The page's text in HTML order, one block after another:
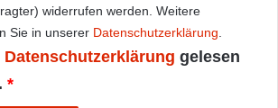
widerrufen werden. Weitere
Sie in unserer Datenschutzerklärung.
Datenschutzerklärung gelesen
*